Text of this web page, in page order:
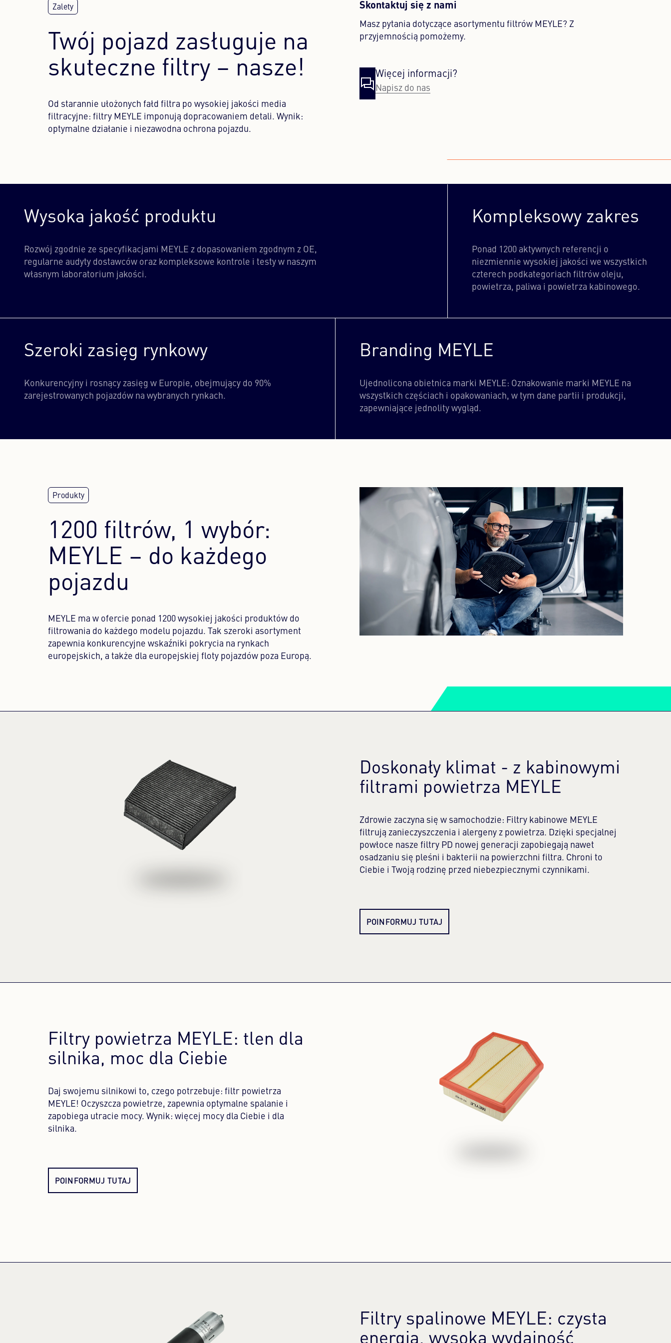
Twój pojazd zasługuje na
skuteczne filtry – nasze!
Od starannie ułożonych fałd filtra po wysokiej jakości media
filtracyjne: filtry MEYLE imponują dopracowaniem detali. Wynik:
optymalne działanie i niezawodna ochrona pojazdu.
Skontaktuj się z nami
Masz pytania dotyczące asortymentu filtrów MEYLE? Z
przyjemnością pomożemy.
Więcej informacji?
Napisz do nas
Wysoka jakość produktu
Rozwój zgodnie ze specyfikacjami MEYLE z dopasowaniem zgodnym z OE,
regularne audyty dostawców oraz kompleksowe kontrole i testy w naszym
własnym laboratorium jakości.
Kompleksowy zakres
Ponad 1200 aktywnych referencji o
niezmiennie wysokiej jakości we wszystkich
czterech podkategoriach filtrów oleju,
powietrza, paliwa i powietrza kabinowego.
Szeroki zasięg rynkowy
Konkurencyjny i rosnący zasięg w Europie, obejmujący do 90%
zarejestrowanych pojazdów na wybranych rynkach.
Branding MEYLE
Ujednolicona obietnica marki MEYLE: Oznakowanie marki MEYLE na
wszystkich częściach i opakowaniach, w tym dane partii i produkcji,
zapewniające jednolity wygląd.
1200 filtrów, 1 wybór:
MEYLE – do każdego
pojazdu
MEYLE ma w ofercie ponad 1200 wysokiej jakości produktów do
filtrowania do każdego modelu pojazdu. Tak szeroki asortyment
zapewnia konkurencyjne wskaźniki pokrycia na rynkach
europejskich, a także dla europejskiej floty pojazdów poza Europą.
Doskonały klimat - z kabinowymi
filtrami powietrza MEYLE
Zdrowie zaczyna się w samochodzie: Filtry kabinowe MEYLE
filtrują zanieczyszczenia i alergeny z powietrza. Dzięki specjalnej
powłoce nasze filtry PD nowej generacji zapobiegają nawet
osadzaniu się pleśni i bakterii na powierzchni filtra. Chroni to
Ciebie i Twoją rodzinę przed niebezpiecznymi czynnikami.
POINFORMUJ TUTAJ
Filtry powietrza MEYLE: tlen dla
silnika, moc dla Ciebie
Daj swojemu silnikowi to, czego potrzebuje: filtr powietrza
MEYLE! Oczyszcza powietrze, zapewnia optymalne spalanie i
zapobiega utracie mocy. Wynik: więcej mocy dla Ciebie i dla
silnika.
POINFORMUJ TUTAJ
Filtry spalinowe MEYLE: czysta